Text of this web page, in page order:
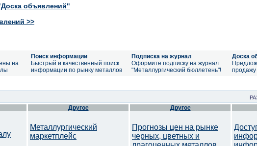
объявлений"
>>
на
Поиск информации
Быстрый и качественный поиск
информации по рынку металлов
Подписка на журнал
Оформите подписку на журнал
"Металлургический бюллетень"!
Доска
продажу
Другое
Металлургический
маркетплейс
Другое
Прогнозы цен на рынке
черных, цветных и